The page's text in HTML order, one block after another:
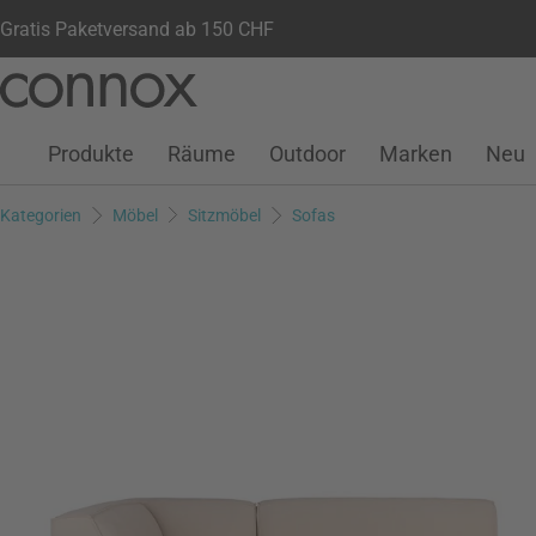
Gratis Paketversand ab 150 CHF
Seiteninhalt
Suchfeld
Kundenkonto
Wunschliste
Warenkorb
Produkte Räume Outdoor Marken Neu
Kategorien Möbel Sitzmöbel Sofas